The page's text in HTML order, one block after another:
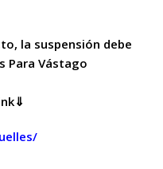
la suspensión debe
Para Vástago